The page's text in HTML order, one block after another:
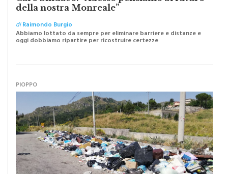
diRaimondo Burgio
Abbiamo lottato da sempre per eliminare barriere e distanze e
oggi dobbiamo ripartire per ricostruire certezze